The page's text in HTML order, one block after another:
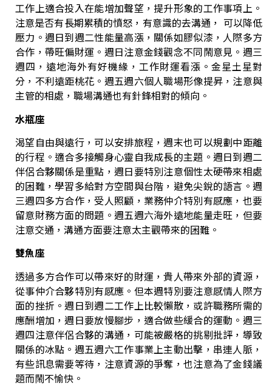
工作上適合投入在能增加聲望，提升形象的工作事項上。
注意是否有長期累積的憤怒，有意識的去溝通， 可以降低
壓力。 週日到週二性能量高漲，關係如膠似漆，人際多方
合作，帶旺偏財運。週日注意金錢觀念不同鬧意見。週三
週四，遠地海外有好機緣，工作財運看漲。金星土星對
分，不利遠距桃花。週五週六個人職場形像提昇，注意與
主管的相處，職場溝通也有針鋒相對的傾向。
水瓶座
渴望自由與遠行，可以安排旅程，週末也可以規劃中距離
的行程。適合多接觸身心靈自我成長的主題。 週日到週二
伴侶合夥關係是重點，週日要特別注意個性太硬帶來相處
的困難，學習多給對方空間與台階，避免尖銳的語言。週
三週四多方合作，受人照顧，業務仲介特別有感應，也要
留意財務方面的問題。週五週六海外遠地能量走旺，但要
注意交通，溝通方面要注意太主觀帶來的困難。
雙魚座
透過多方合作可以帶來好的財運，貴人帶來外部的資源，
從事仲介合夥特別有感應。但本週特別要注意感情人際方
面的挫折。週日到週二工作上比較懶散，或許職務所需的
應酬增加，週日要放慢腳步，適合做些緩合的運動。週三
週四注意伴侶合夥的溝通，可能被嚴格的挑剔批評，導致
關係的冰點。週五週六工作事業上主動出擊，串連人脈，
有些訊息需要等待，注意資源的爭奪，也注意為了金錢議
題而鬧不愉快。